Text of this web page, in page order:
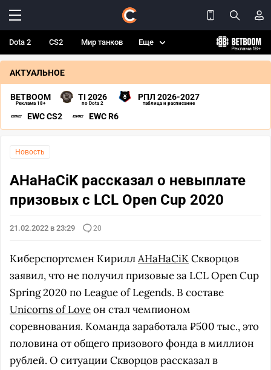
Dota 2 CS2 Мир танков Еще
АКТУАЛЬНОЕ
BETBOOM
Реклама 18+
TI 2026
по Dota 2
РПЛ 2026-2027
таблица и расписание
EWC CS2 EWC R6
Новость
AHaHaCiK рассказал о невыплате
призовых с LCL Open Cup 2020
21.02.2022 в 23:29 20
Киберспортсмен КириллAHaHaCiKСкворцов
заявил, что не получил призовые за LCL Open Cup
Spring 2020 по League of Legends. В составе
Unicorns of Loveон стал чемпионом
соревнования. Команда заработала ₽500 тыс., это
половина от общего призового фонда в миллион
рублей. О ситуации Скворцов рассказал в